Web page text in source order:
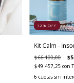
12%OFF
Kit Calm -
$66.100,00
$49.457,25con
6 cuotas sin